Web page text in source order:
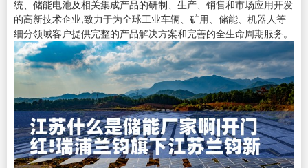
统、储能电池及相关集成产品的研制、生产、销售和市场应用开发
的高新技术企业,致力于为全球工业车辆、矿用、储能、机器人等
细分领域客户提供完整的产品解决方案和完善的全生命周期服务。